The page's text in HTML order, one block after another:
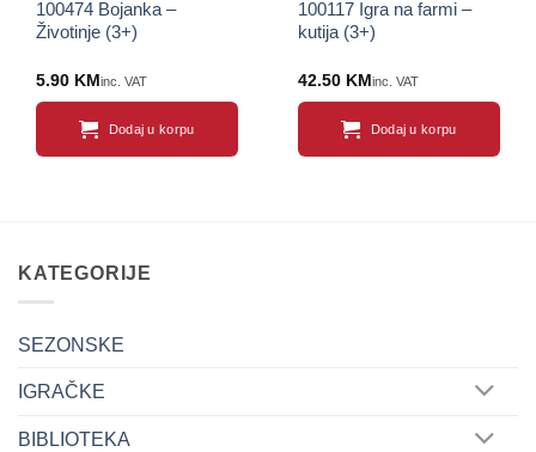
100474 Bojanka –
Životinje (3+)
5.90 KM inc. VAT
Dodaj u korpu
100117 Igra na farmi –
kutija (3+)
42.50 KM inc. VAT
Dodaj u korpu
KATEGORIJE
SEZONSKE
IGRAČKE
BIBLIOTEKA